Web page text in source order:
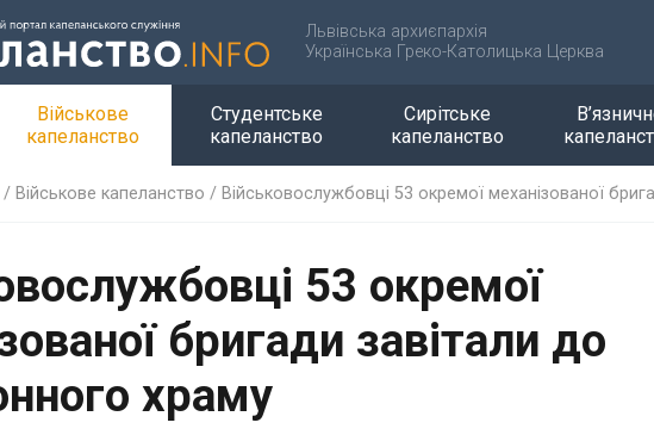
Львівська архиєпархія
Українська Греко-Католицька Церква
Військове
капеланство
Студентське
капеланство
Сирітське
капеланство
/ Військове капеланство / Військовослужбовці 53 окремої механізованої
53 окремої
бригади завітали до
храму